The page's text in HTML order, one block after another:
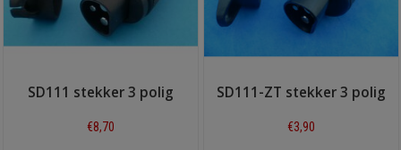
SD111 stekker 3 polig
€8,70
SD111-ZT stekker 3 polig
€3,90